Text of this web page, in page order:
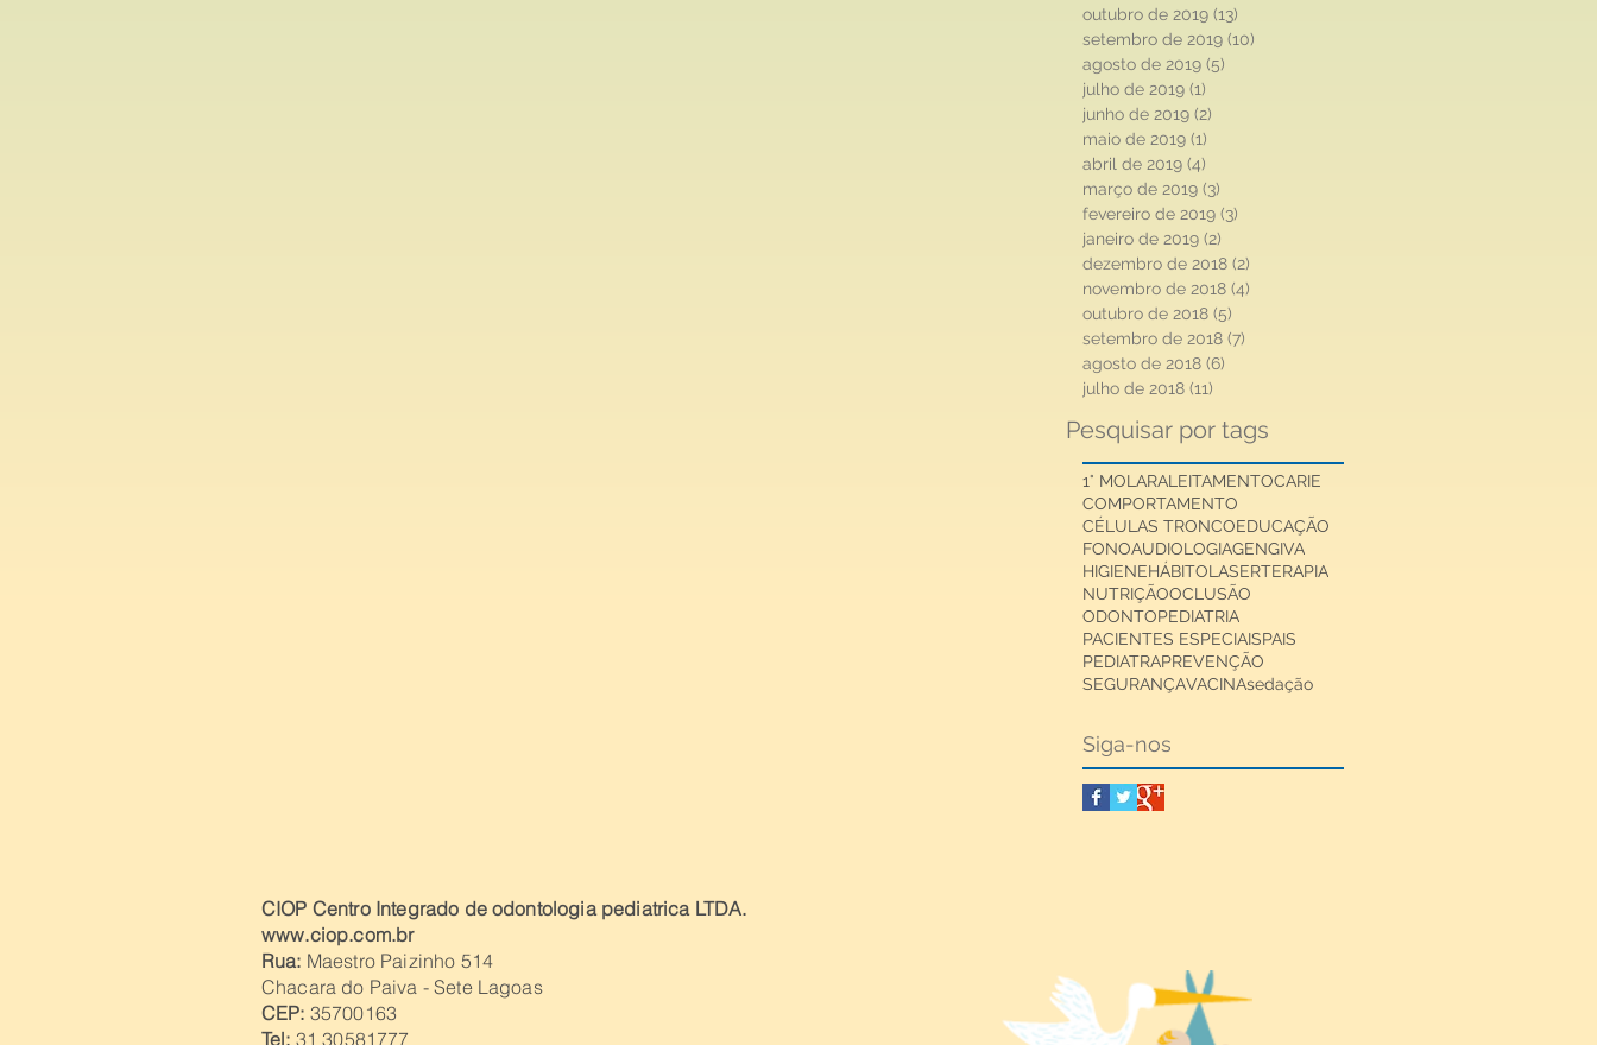
outubro de 2019 (13)
setembro de 2019 (10)
agosto de 2019 (5)
julho de 2019 (1)
junho de 2019 (2)
maio de 2019 (1)
abril de 2019 (4)
março de 2019 (3)
fevereiro de 2019 (3)
janeiro de 2019 (2)
dezembro de 2018 (2)
novembro de 2018 (4)
outubro de 2018 (5)
setembro de 2018 (7)
agosto de 2018 (6)
julho de 2018 (11)
Pesquisar por tags
1° MOLARALEITAMENTOCARIE
COMPORTAMENTO
CÉLULAS TRONCOEDUCAÇÃO
FONOAUDIOLOGIAGENGIVA
HIGIENEHÁBITOLASERTERAPIA
NUTRIÇÃOOCLUSÃO
ODONTOPEDIATRIA
PACIENTES ESPECIAISPAIS
PEDIATRAPREVENÇÃO
SEGURANÇAVACINAsedação
Siga-nos
CIOP Centro Integrado de odontologia pediatrica LTDA.
www.ciop.com.br
Rua: Maestro Paizinho 514
Chacara do Paiva - Sete Lagoas
CEP: 35700163
Tel: 31 30581777